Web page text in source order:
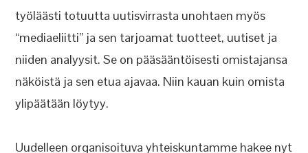
työläästi totuutta uutisvirrasta unohtaen myös
“mediaeliitti” ja sen tarjoamat tuotteet, uutiset ja
niiden analyysit. Se on pääsääntöisesti omistajansa
näköistä ja sen etua ajavaa. Niin kauan kuin omista
ylipäätään löytyy.
Uudelleen organisoituva yhteiskuntamme hakee nyt